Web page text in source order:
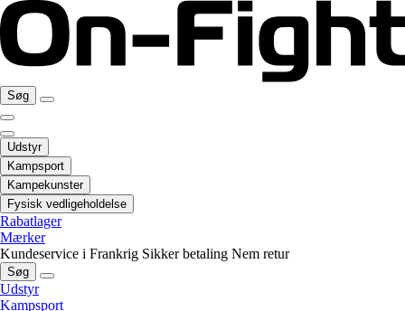
Søg
Udstyr
Kampsport
Kampekunster
Fysisk vedligeholdelse
Rabatlager
Mærker
Kundeservice i Frankrig Sikker betaling Nem retur
Søg
Udstyr
Kampsport